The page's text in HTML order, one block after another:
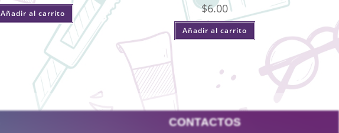
Añadir al carrito $6.00
Añadir al carrito
CONTACTOS